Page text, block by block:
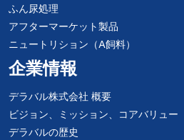
ふん尿処理
アフターマーケット製品
ニュートリション（A飼料）
企業情報
デラバル株式会社 概要
ビジョン、ミッション、コアバリュー
デラバルの歴史